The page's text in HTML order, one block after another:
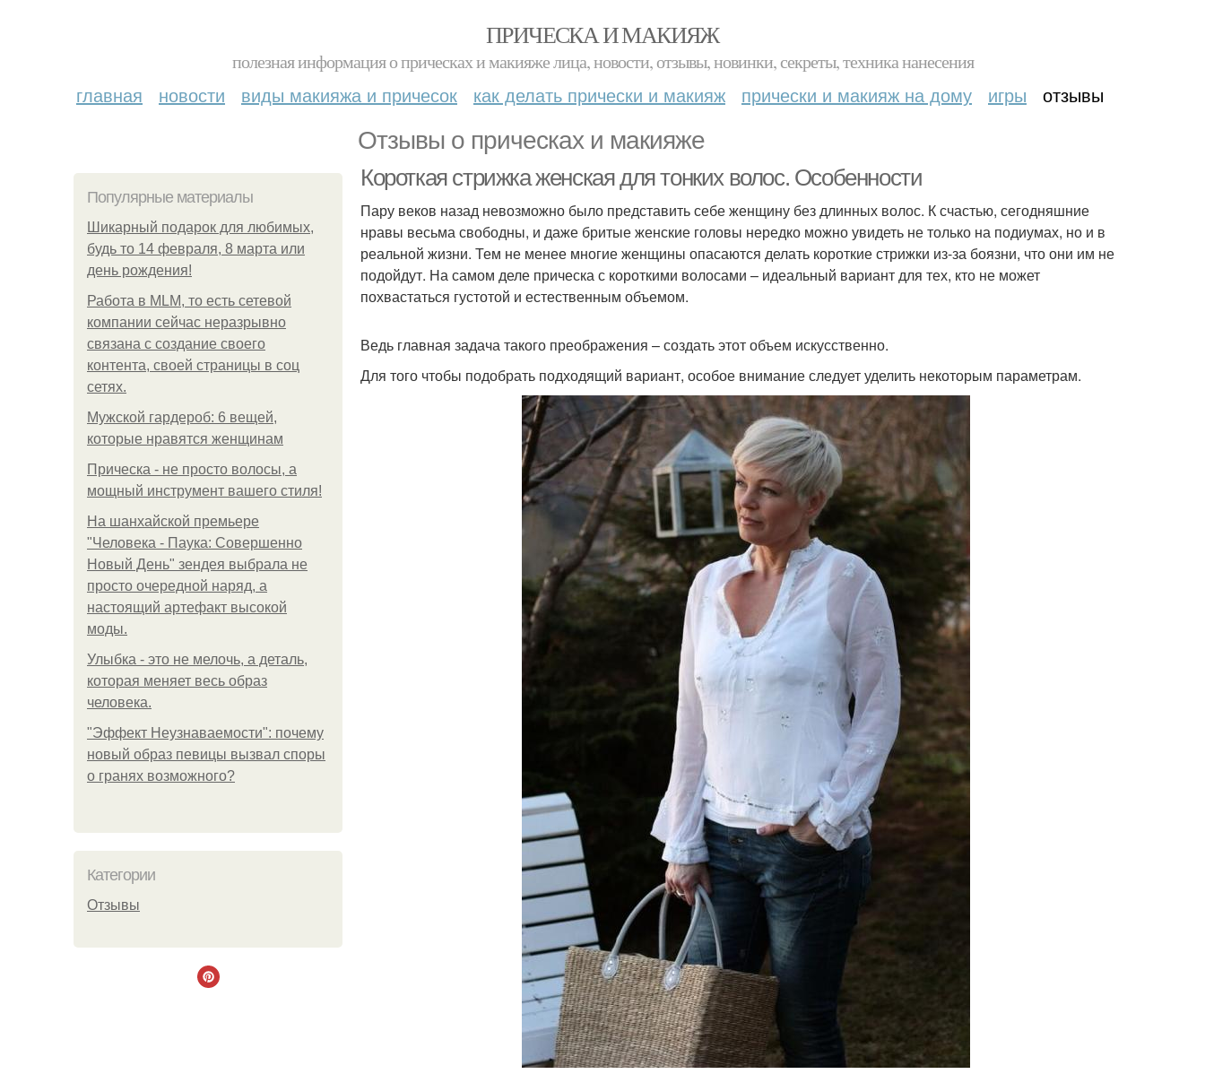
ПРИЧЕСКА И МАКИЯЖ
полезная информация о прическах и макияже лица, новости, отзывы, новинки, секреты, техника нанесения
главная новости виды макияжа и причесок как делать прически и макияж прически и макияж на дому игры отзывы
Отзывы о прическах и макияже
Популярные материалы
Шикарный подарок для любимых,
будь то 14 февраля, 8 марта или
день рождения!
Работа в MLM, то есть сетевой
компании сейчас неразрывно
связана с создание своего
контента, своей страницы в соц
сетях.
Мужской гардероб: 6 вещей,
которые нравятся женщинам
Прическа - не просто волосы, а
мощный инструмент вашего стиля!
На шанхайской премьере
"Человека - Паука: Совершенно
Новый День" зендея выбрала не
просто очередной наряд, а
настоящий артефакт высокой
моды.
Улыбка - это не мелочь, а деталь,
которая меняет весь образ
человека.
"Эффект Неузнаваемости": почему
новый образ певицы вызвал споры
о гранях возможного?
Категории
Отзывы
Короткая стрижка женская для тонких волос. Особенности
Пару веков назад невозможно было представить себе женщину без длинных волос. К счастью, сегодняшние
нравы весьма свободны, и даже бритые женские головы нередко можно увидеть не только на подиумах, но и в
реальной жизни. Тем не менее многие женщины опасаются делать короткие стрижки из-за боязни, что они им не
подойдут. На самом деле прическа с короткими волосами – идеальный вариант для тех, кто не может
похвастаться густотой и естественным объемом.
Ведь главная задача такого преображения – создать этот объем искусственно.
Для того чтобы подобрать подходящий вариант, особое внимание следует уделить некоторым параметрам.